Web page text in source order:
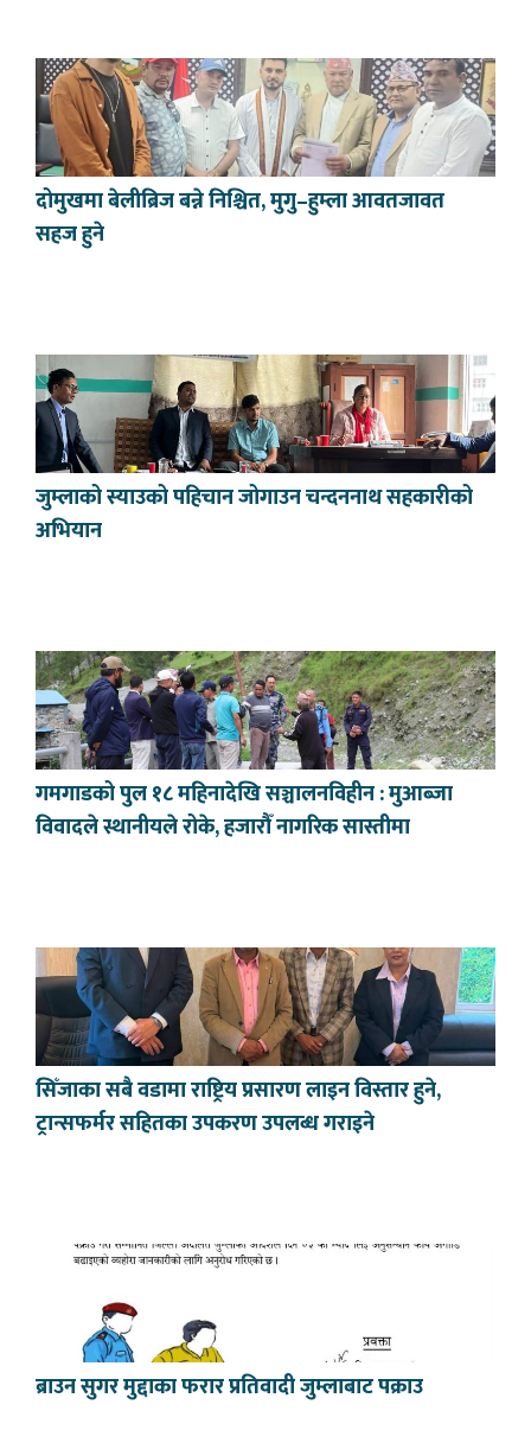
दोमुखमा बेलीब्रिज बन्ने निश्चित, मुगु–हुम्ला आवतजावत
सहज हुने
जुम्लाको स्याउको पहिचान जोगाउन चन्दननाथ सहकारीको
अभियान
गमगाडको पुल १८ महिनादेखि सञ्चालनविहीन : मुआब्जा
विवादले स्थानीयले रोके, हजारौँ नागरिक सास्तीमा
सिँजाका सबै वडामा राष्ट्रिय प्रसारण लाइन विस्तार हुने,
ट्रान्सफर्मर सहितका उपकरण उपलब्ध गराइने
ब्राउन सुगर मुद्दाका फरार प्रतिवादी जुम्लाबाट पक्राउ